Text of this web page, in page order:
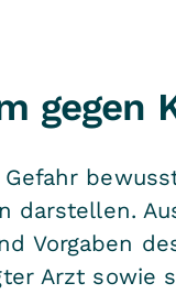
gegen
darstellen.
Vorgaben
Arzt sowie